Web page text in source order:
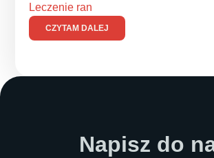
Leczenie ran
CZYTAM DALEJ
Napisz do